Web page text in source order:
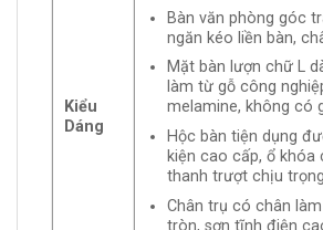
Kiểu
Dáng
Bàn văn phòng góc
ngăn kéo liền bàn,
Mặt bàn lượn chữ L
làm từ gỗ công
melamine, không có
Hộc bàn tiện dụng
kiện cao cấp, ổ khóa
thanh trượt chịu
Chân trụ có chân
tròn, sơn tĩnh điện